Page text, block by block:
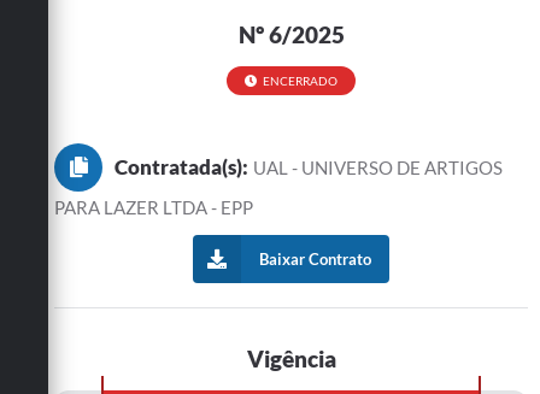
Nº 6/2025
ENCERRADO
Contratada(s): UAL - UNIVERSO DE ARTIGOS
PARA LAZER LTDA - EPP
Baixar Contrato
Vigência